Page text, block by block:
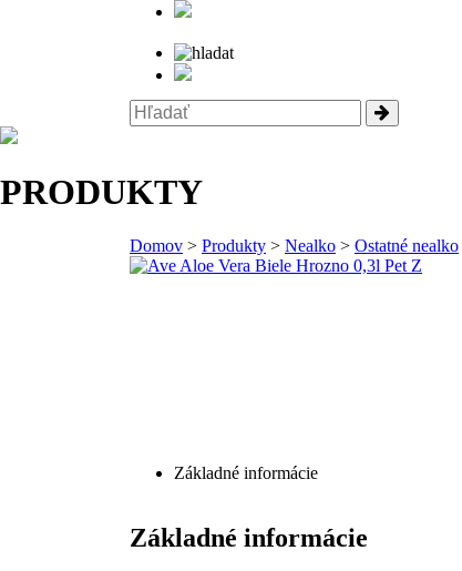
PRODUKTY
Domov > Produkty > Nealko > Ostatné nealko
Základné informácie
Základné informácie